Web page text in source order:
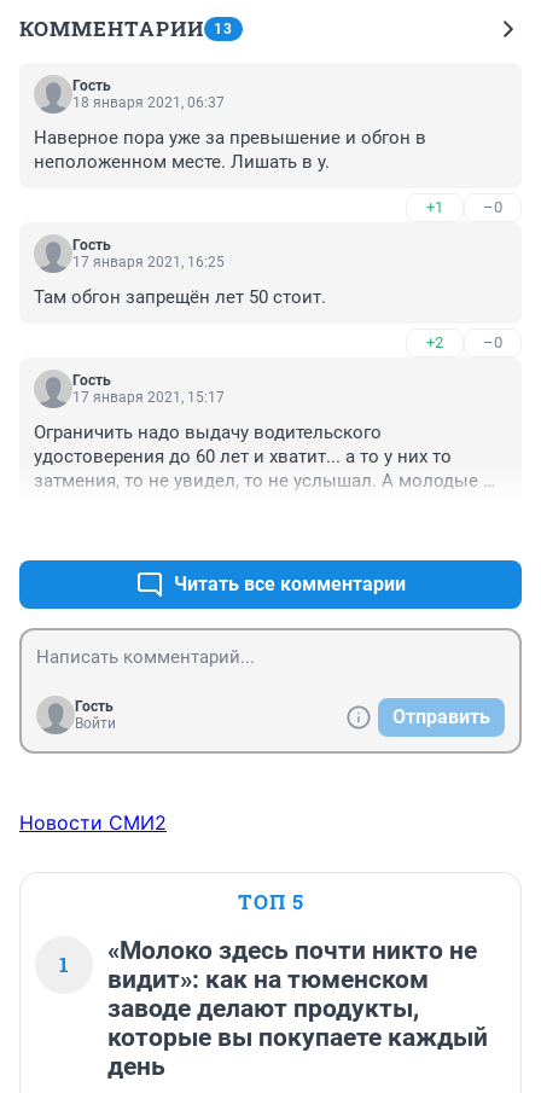
КОММЕНТАРИИ 13
Гость
18 января 2021, 06:37
Наверное пора уже за превышение и обгон в
неположенном месте. Лишать в у.
+1 –0
Гость
17 января 2021, 16:25
Там обгон запрещён лет 50 стоит.
+2 –0
Гость
17 января 2021, 15:17
Ограничить надо выдачу водительского
удостоверения до 60 лет и хватит... а то у них то
затмения, то не увидел, то не услышал. А молодые
Читать все комментарии
Гость
Войти
Отправить
Новости СМИ2
ТОП 5
1
«Молоко здесь почти никто не
видит»: как на тюменском
заводе делают продукты,
которые вы покупаете каждый
день